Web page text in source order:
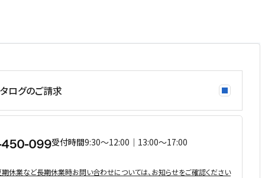
ログのご請求
受付時間9:30〜12:00｜13:00〜17:00
期休業など⻑期休業時お問い合わせについては、お知らせをご確認ください